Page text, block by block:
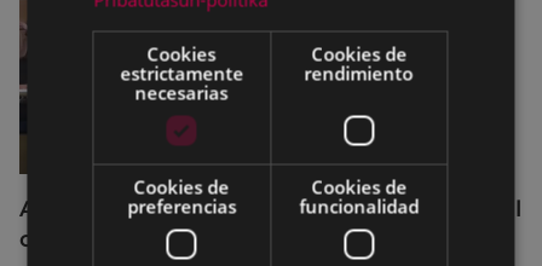
Acuerdos adoptados por el Pleno Municipal
celebrado el 27 de julio de 2026
Cookies
estrictamente
necesarias
Cookies de
rendimiento
Cookies de
preferencias
Cookies de
funcionalidad